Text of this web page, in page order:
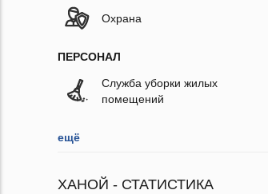
Охрана
ПЕРСОНАЛ
Служба уборки жилых
помещений
ещё
ХАНОЙ - СТАТИСТИКА